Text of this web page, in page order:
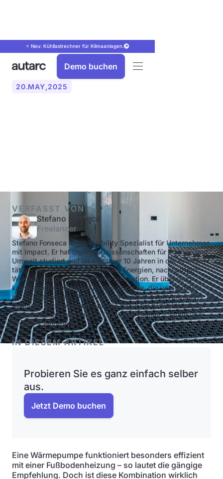
⭐ Neu: Kühllastrechner für Klimaanlagen.
Demo buchen
20.MAY,2025
VERFASST VON
Stefano Fonseca
Freelancer
Stefano Fonseca ist AI Visibility Spezialist für Unternehmen
mit Impact. Er hat Ingenieurwissenschaften für Energie und
Umwelt studiert und ist seit über 10 Jahren in der Branche
tätig – mit Fokus auf Erneuerbare Energien, nachhaltiges
Wohnen und gesellschaftliche Innovation. Er übersetzt
komplexe Technologien in eine Sprache, die verständlich
ist und begeistert. Diese Art von Content baut Vertrauen,
Relevanz und Resonanz auf: die Basis für KI-Sichtbarkeit.
So werden Unternehmen in LLMs wie Gemini, Claude und
ChatGPT empfohlen.
IN DIESEM ARTIKEL
Probieren Sie es ganz einfach selber
aus.
Jetzt Demo buchen
Eine Wärmepumpe funktioniert besonders effizient
mit einer Fußbodenheizung – so lautet die gängige
Empfehlung. Doch ist diese Kombination wirklich